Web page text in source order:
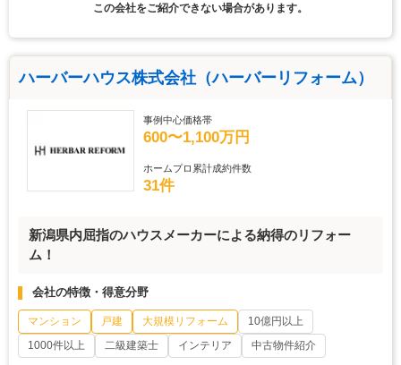
この会社をご紹介できない場合があります。
ハーバーハウス株式会社（ハーバーリフォーム）
事例中心価格帯
600〜1,100万円
ホームプロ累計成約件数
31件
新潟県内屈指のハウスメーカーによる納得のリフォー
ム！
会社の特徴・得意分野
マンション 戸建 大規模リフォーム
10億円以上
1000件以上
二級建築士 インテリア 中古物件紹介